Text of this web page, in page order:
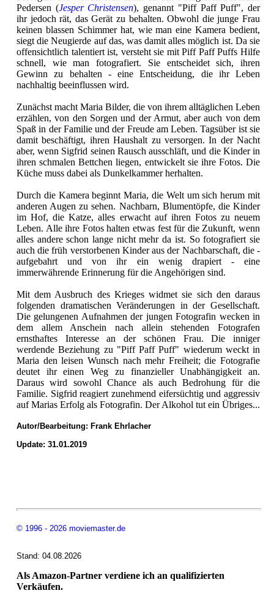
Pedersen (Jesper Christensen), genannt "Piff Paff Puff", der
ihr jedoch rät, das Gerät zu behalten. Obwohl die junge Frau
keinen blassen Schimmer hat, wie man eine Kamera bedient,
siegt die Neugierde auf das, was damit alles möglich ist. Da sie
offensichtlich talentiert ist, versteht sie mit Piff Paff Puffs Hilfe
schnell, wie man fotografiert. Sie entscheidet sich, ihren
Gewinn zu behalten - eine Entscheidung, die ihr Leben
nachhaltig beeinflussen wird.
Zunächst macht Maria Bilder, die von ihrem alltäglichen Leben
erzählen, von den Sorgen und der Armut, aber auch von dem
Spaß in der Familie und der Freude am Leben. Tagsüber ist sie
damit beschäftigt, ihren Haushalt zu versorgen. In der Nacht
aber, wenn Sigfrid seinen Rausch ausschläft, und die Kinder in
ihren schmalen Bettchen liegen, entwickelt sie ihre Fotos. Die
Küche muss dabei als Dunkelkammer herhalten.
Durch die Kamera beginnt Maria, die Welt um sich herum mit
anderen Augen zu sehen. Nachbarn, Blumentöpfe, die Kinder
im Hof, die Katze, alles erwacht auf ihren Fotos zu neuem
Leben. Alle ihre Fotos halten etwas fest für die Zukunft, wenn
alles andere schon lange nicht mehr da ist. So fotografiert sie
auch die früh verstorbenen Kinder aus der Nachbarschaft, die -
aufgebahrt und von ihr ein wenig drapiert - eine
immerwährende Erinnerung für die Angehörigen sind.
Mit dem Ausbruch des Krieges widmet sie sich den daraus
folgenden dramatischen Veränderungen in der Gesellschaft.
Die gelungenen Aufnahmen der jungen Fotografin wecken in
dem allem Anschein nach allein stehenden Fotografen
ernsthaftes Interesse an der schönen Frau. Die inniger
werdende Beziehung zu "Piff Paff Puff" wiederum weckt in
Maria den leisen Wunsch nach mehr Freiheit; die Fotografie
deutet ihr einen Weg zu finanzieller Unabhängigkeit an.
Daraus wird sowohl Chance als auch Bedrohung für die
Familie. Sigfrid reagiert zunehmend eifersüchtig und aggressiv
auf Marias Erfolg als Fotografin. Der Alkohol tut ein Übriges...
Autor/Bearbeitung: Frank Ehrlacher
Update: 31.01.2019
© 1996 - 2026 moviemaster.de
Stand: 04.08.2026
Als Amazon-Partner verdiene ich an qualifizierten
Verkäufen.